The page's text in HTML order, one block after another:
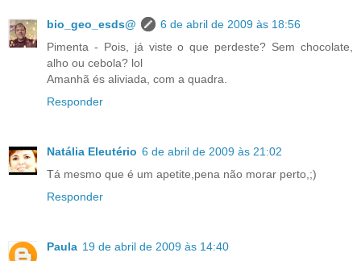
bio_geo_esds@
6 de abril de 2009 às 18:56
Pimenta - Pois, já viste o que perdeste? Sem chocolate,
alho ou cebola? lol
Amanhã és aliviada, com a quadra.
Responder
Natália Eleutério 6 de abril de 2009 às 21:02
Tá mesmo que é um apetite,pena não morar perto,;)
Responder
Paula 19 de abril de 2009 às 14:40